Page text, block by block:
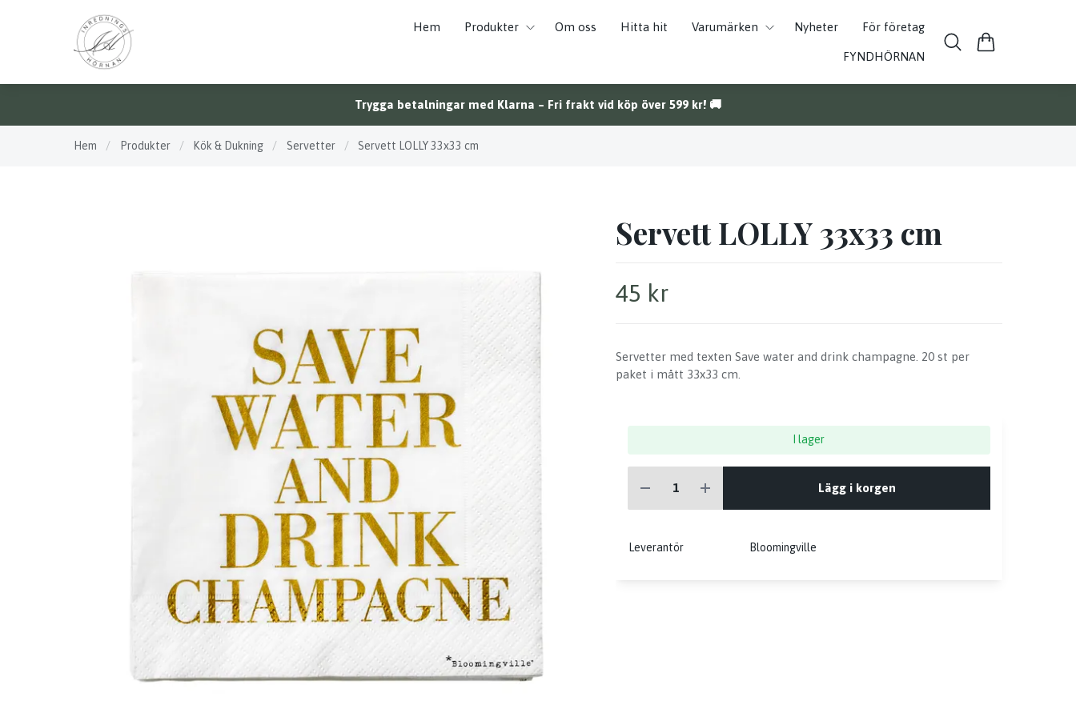
Hem Produkter Om oss Hitta hit Varumärken Nyheter För företag
FYNDHÖRNAN
Trygga betalningar med Klarna – Fri frakt vid köp över 599 kr! 🚚
Hem / Produkter / Kök & Dukning / Servetter / Servett LOLLY 33x33 cm
Servett LOLLY 33x33 cm
45 kr
Servetter med texten Save water and drink champagne. 20 st per
paket i mått 33x33 cm.
I lager
Lägg i korgen
Leverantör Bloomingville